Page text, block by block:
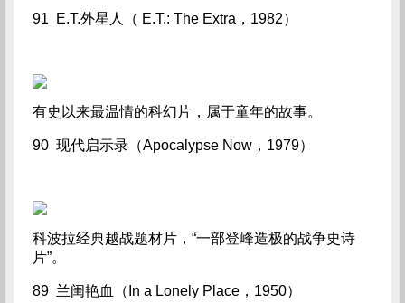
91 E.T.外星人（ E.T.: The Extra，1982）
有史以来最温情的科幻片，属于童年的故事。
90 现代启示录（Apocalypse Now，1979）
科波拉经典越战题材片，“一部登峰造极的战争史诗
片”。
89 兰闺艳血（In a Lonely Place，1950）